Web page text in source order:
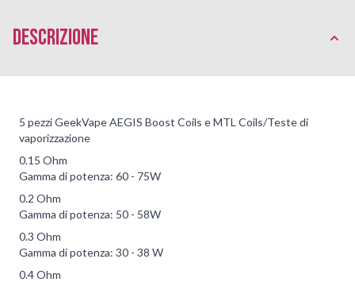
Descrizione
5 pezzi GeekVape AEGIS Boost Coils e MTL Coils/Teste di
vaporizzazione
0.15 Ohm
Gamma di potenza: 60 - 75W
0.2 Ohm
Gamma di potenza: 50 - 58W
0.3 Ohm
Gamma di potenza: 30 - 38 W
0.4 Ohm